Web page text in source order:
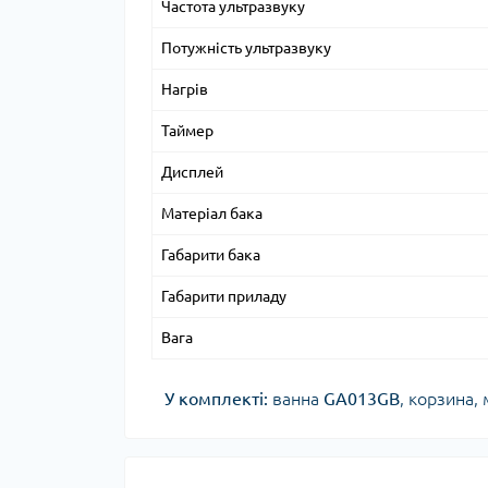
Частота ультразвуку
Потужність ультразвуку
Нагрів
Таймер
Дисплей
Матеріал бака
Габарити бака
Габарити приладу
Вага
У комплекті: ванна GA013GB,